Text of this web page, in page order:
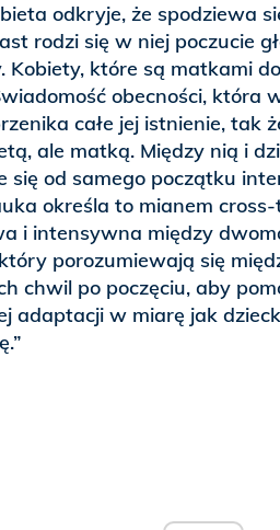
odkryje, że spodziewa
rodzi się w niej poczucie
Kobiety, które są matkami
obecności, która
całe jej istnienie, tak
ale matką. Między nią i
się od samego początku
określa to mianem
i intensywna między
porozumiewają się
chwil po poczęciu, aby
adaptacji w miarę jak